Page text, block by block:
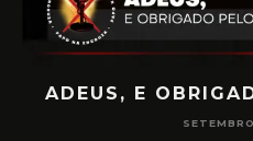
PAPO NA ENCRUZA